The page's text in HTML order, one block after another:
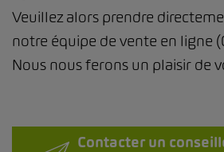
Veuillez alors prendre
notre équipe de vente en ligne
Nous nous ferons un plaisir de
Contacter un